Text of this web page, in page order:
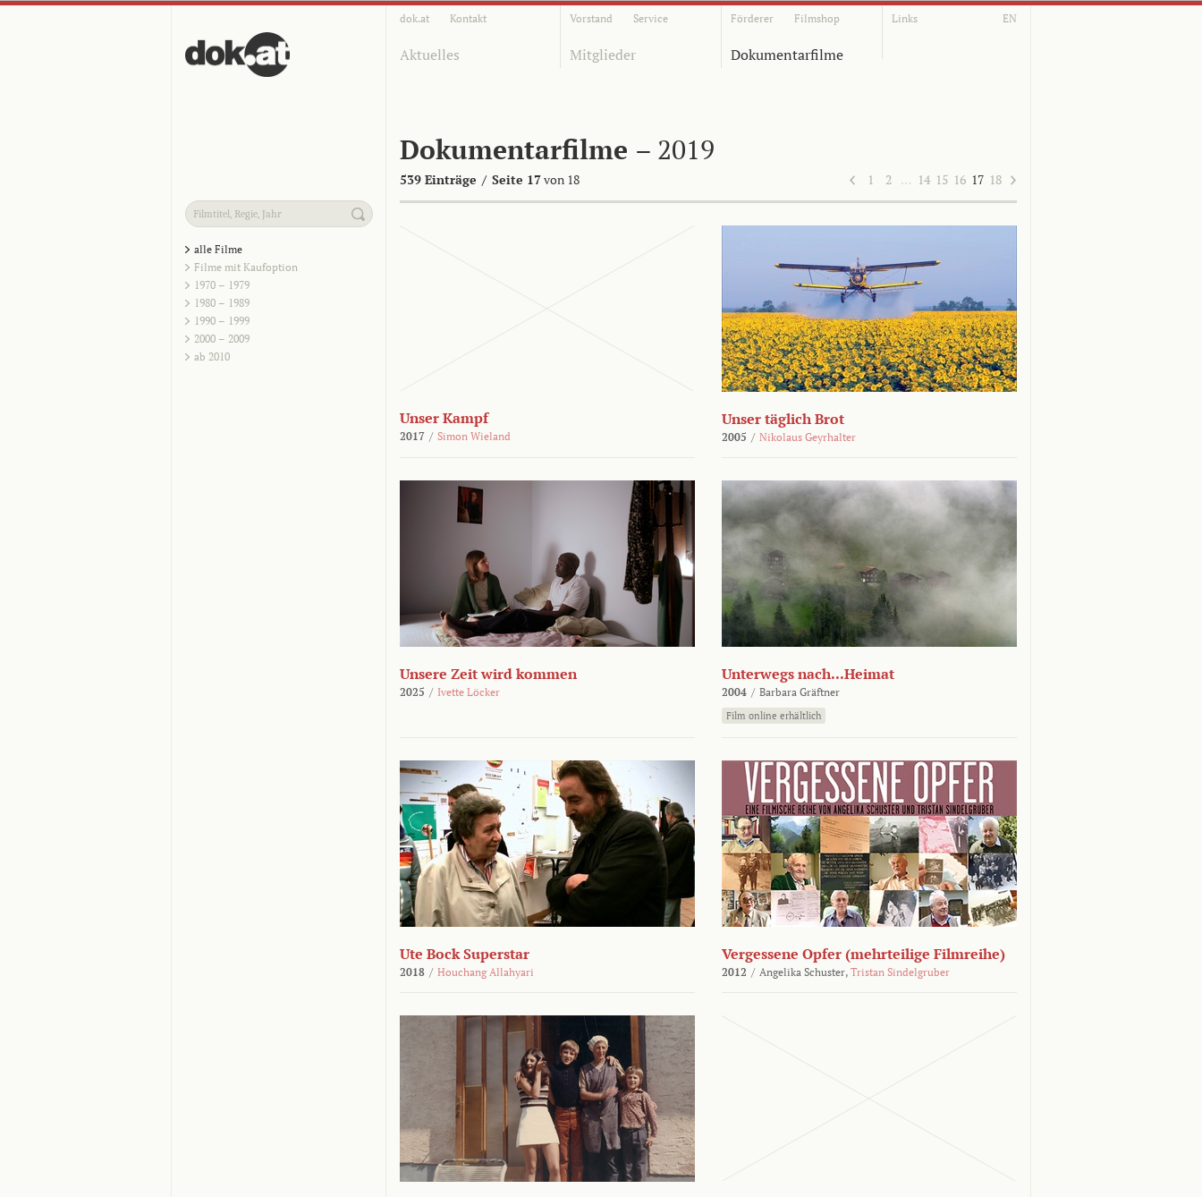
dok.at Kontakt Vorstand Service Förderer Filmshop Links EN
Aktuelles Mitglieder Dokumentarfilme
Dokumentarfilme – 2019
539 Einträge / Seite 17von 18 1 2 … 14 15 16 17 18
alle Filme
Filme mit Kaufoption
1970 – 1979
1980 – 1989
1990 – 1999
2000 – 2009
ab 2010
Unser Kampf
2017 / Simon Wieland
Unser täglich Brot
2005 / Nikolaus Geyrhalter
Unsere Zeit wird kommen
2025 / Ivette Löcker
Unterwegs nach...Heimat
2004 / Barbara Gräftner
Film online erhältlich
Ute Bock Superstar
2018 / Houchang Allahyari
Vergessene Opfer (mehrteilige Filmreihe)
2012 / Angelika Schuster, Tristan Sindelgruber